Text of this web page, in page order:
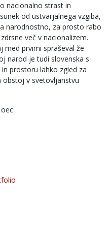
nacionalno strast in
od ustvarjalnega vzgiba,
narodnostno, za prosto rabo
več v nacionalizem.
med prvimi spraševal že
narod je tudi slovenska s
prostoru lahko zgled za
v svetovljanstvu
oec